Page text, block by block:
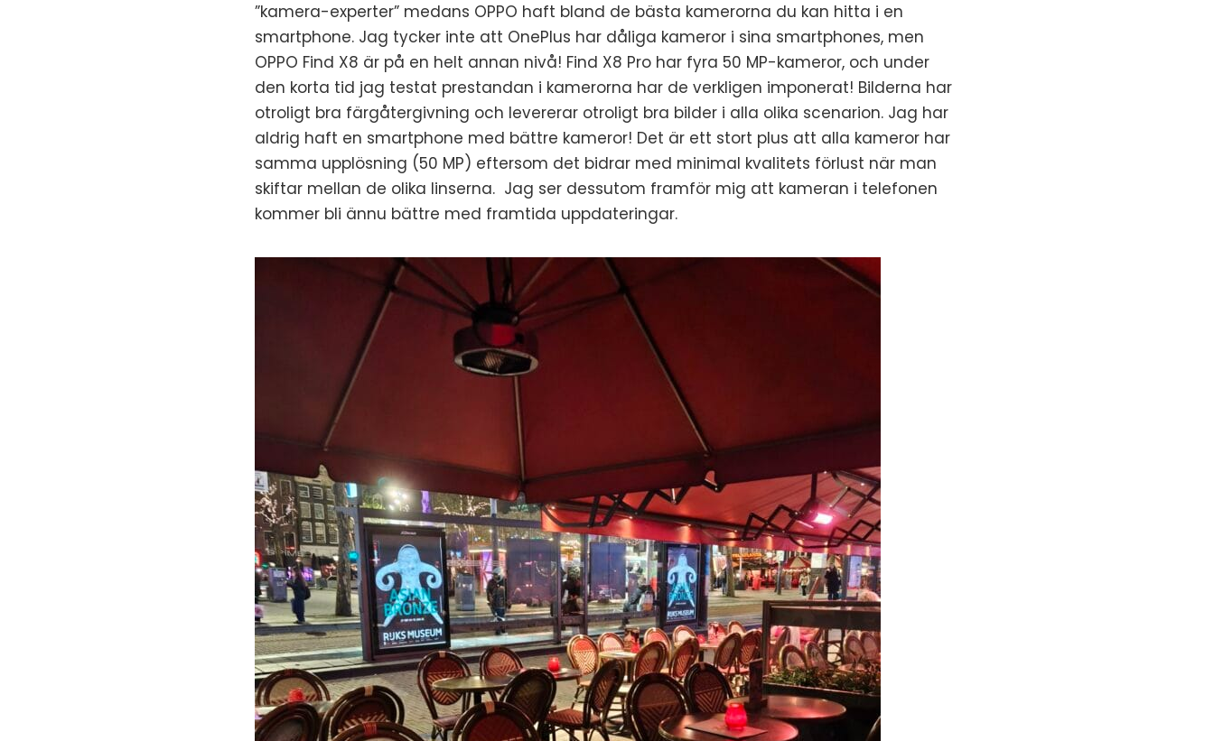
”kamera-experter” medans OPPO haft bland de bästa kamerorna du kan hitta i en
smartphone. Jag tycker inte att OnePlus har dåliga kameror i sina smartphones, men
OPPO Find X8 är på en helt annan nivå! Find X8 Pro har fyra 50 MP-kameror, och under
den korta tid jag testat prestandan i kamerorna har de verkligen imponerat! Bilderna har
otroligt bra färgåtergivning och levererar otroligt bra bilder i alla olika scenarion. Jag har
aldrig haft en smartphone med bättre kameror! Det är ett stort plus att alla kameror har
samma upplösning (50 MP) eftersom det bidrar med minimal kvalitets förlust när man
skiftar mellan de olika linserna. Jag ser dessutom framför mig att kameran i telefonen
kommer bli ännu bättre med framtida uppdateringar.